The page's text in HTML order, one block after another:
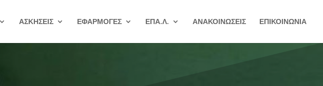
ΑΣΚΗΣΕΙΣ ΕΦΑΡΜΟΓΕΣ ΕΠΑ.Λ. ΑΝΑΚΟΙΝΩΣΕΙΣ ΕΠΙΚΟΙΝΩΝΙΑ